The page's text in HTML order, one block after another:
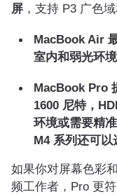
屏 ，支持 P3 广色
MacBook Air
室内和弱光环境
MacBook Pro
1600 尼特，
环境或需要精
M4 系列还可以
如果你对屏幕色彩
频工作者，Pro 更符